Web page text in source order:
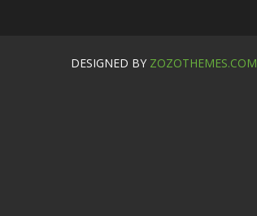
DESIGNED BY ZOZOTHEMES.COM